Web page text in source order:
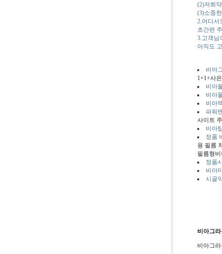
(2)저희
(3)소중
2.어디서
초간편
3.고객님
아직도
비아
1+1+사
비아
비아
비아
파워
사이트
비아
정품
용 필름
필름형
정품
비아
시골
비아그
비아그